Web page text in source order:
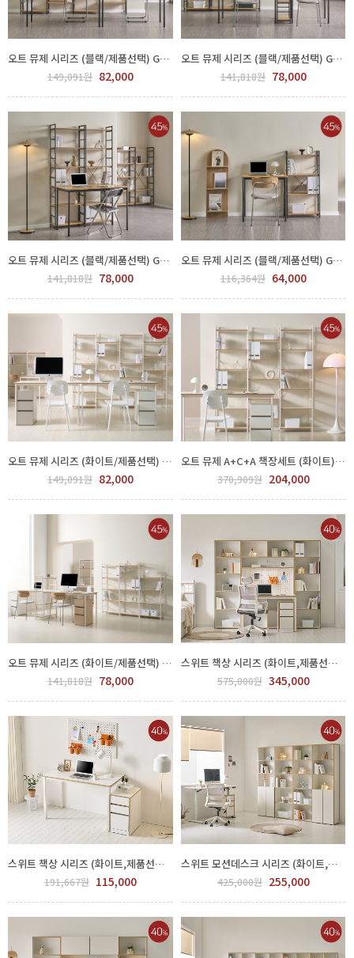
오트 뮤제 시리즈 (블랙/제품선택) GPP 450-30-1
149,091원 82,000
오트 뮤제 시리즈 (블랙/제품선택) GPP 450-31-1
141,818원 78,000
오트 뮤제 시리즈 (블랙/제품선택) GPP 450-31-7
141,818원 78,000
오트 뮤제 시리즈 (블랙/제품선택) GPP 450-31-10
116,364원 64,000
오트 뮤제 시리즈 (화이트/제품선택) GPP 450-32-1
149,091원 82,000
오트 뮤제 A+C+A 책장세트 (화이트) GPP 450-32-7
370,909원 204,000
오트 뮤제 시리즈 (화이트/제품선택) GPP 450-33-1
141,818원 78,000
스위트 책상 시리즈 (화이트,제품선택) GGH 500-186-4
575,000원 345,000
스위트 책상 시리즈 (화이트,제품선택) GGH 500-186-4
191,667원 115,000
스위트 모션데스크 시리즈 (화이트,제품선택) GGH 500-128-1
425,000원 255,000